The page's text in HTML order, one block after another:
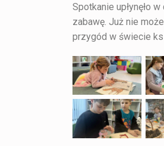
Spotkanie upłynęło
zabawę. Już nie
przygód w świecie